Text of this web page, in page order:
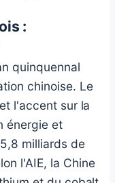
:
quinquennal
chinoise. Le
l'accent sur la
énergie et
milliards de
l'AIE, la Chine